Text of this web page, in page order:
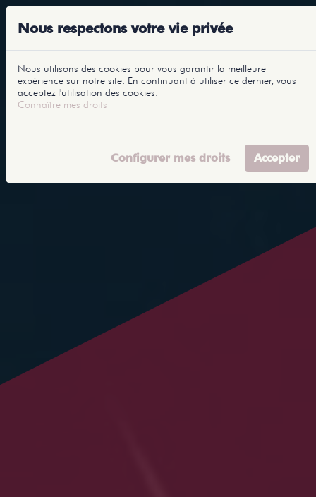
Nous respectons votre vie privée
Nous utilisons des cookies pour vous garantir la meilleure
expérience sur notre site. En continuant à utiliser ce dernier, vous
acceptez l'utilisation des cookies.
Connaître mes droits
Configurer mes droits Accepter